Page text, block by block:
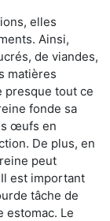
elles
Ainsi,
de viandes,
matières
presque tout ce
fonde sa
œufs en
De plus, en
peut
est important
tâche de
estomac. Le